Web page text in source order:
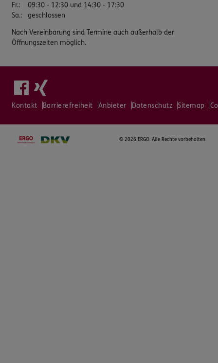
Fr.:
09:30 - 12:30 und 14:30 - 17:30
Sa.: geschlossen
Nach Vereinbarung sind Termine auch außerhalb der
Öffnungszeiten möglich.
Kontakt Barrierefreiheit Anbieter Datenschutz Sitemap
© 2026 ERGO. Alle Rechte vorbehalten.